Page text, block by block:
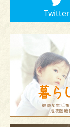
Twitter